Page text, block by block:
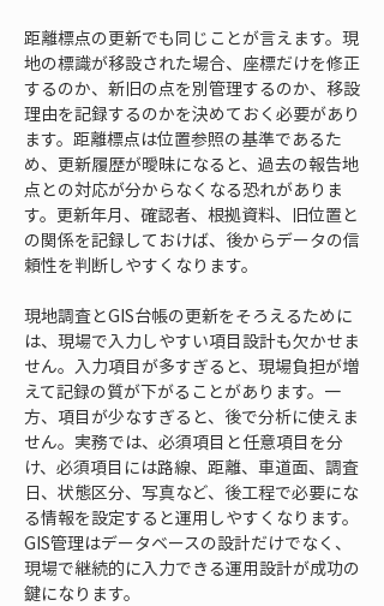
距離標点の更新でも同じことが言えます。現
地の標識が移設された場合、座標だけを修正
するのか、新旧の点を別管理するのか、移設
理由を記録するのかを決めておく必要があり
ます。距離標点は位置参照の基準であるた
め、更新履歴が曖昧になると、過去の報告地
点との対応が分からなくなる恐れがありま
す。更新年月、確認者、根拠資料、旧位置と
の関係を記録しておけば、後からデータの信
頼性を判断しやすくなります。
現地調査とGIS台帳の更新をそろえるために
は、現場で入力しやすい項目設計も欠かせま
せん。入力項目が多すぎると、現場負担が増
えて記録の質が下がることがあります。一
方、項目が少なすぎると、後で分析に使えま
せん。実務では、必須項目と任意項目を分
け、必須項目には路線、距離、車道面、調査
日、状態区分、写真など、後工程で必要にな
る情報を設定すると運用しやすくなります。
GIS管理はデータベースの設計だけでなく、
現場で継続的に入力できる運用設計が成功の
鍵になります。